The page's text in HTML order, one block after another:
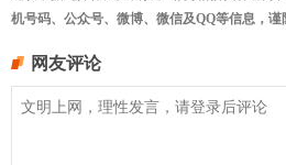
机号码、公众号、微博、微信及QQ等信息，谨
网友评论